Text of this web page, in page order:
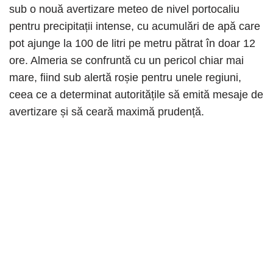
sub o nouă avertizare meteo de nivel portocaliu
pentru precipitații intense, cu acumulări de apă care
pot ajunge la 100 de litri pe metru pătrat în doar 12
ore. Almeria se confruntă cu un pericol chiar mai
mare, fiind sub alertă roșie pentru unele regiuni,
ceea ce a determinat autoritățile să emită mesaje de
avertizare și să ceară maximă prudență.